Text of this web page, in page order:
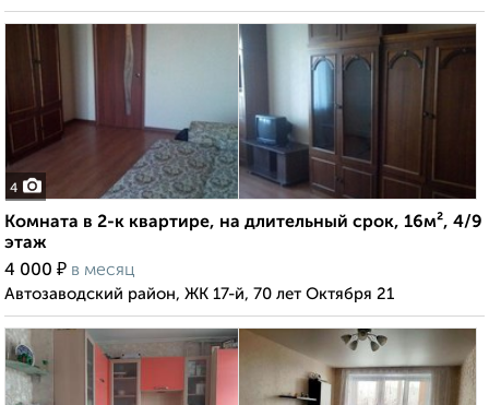
4
Комната в 2-к квартире, на длительный срок, 16м², 4/9
этаж
4 000 ₽ в месяц
Автозаводский район, ЖК 17-й, 70 лет Октября 21